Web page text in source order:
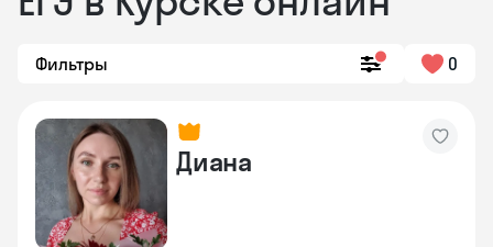
Фильтры 0
Диана